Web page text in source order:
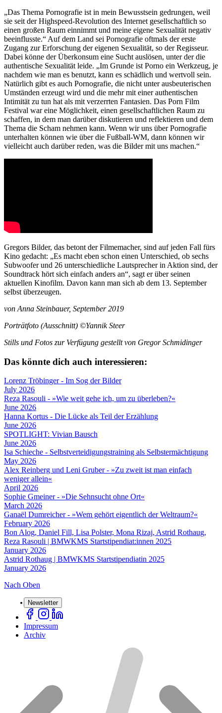
„Das Thema Pornografie ist in mein Bewusstsein gedrungen, weil
sie seit der Highspeed-Revolution des Internet gesellschaftlich so
einen großen Raum einnimmt und meine eigene Sexualität negativ
beeinflusste.“ Auf dem Land sei Pornografie oftmals der erste
Zugang zur Erforschung der eigenen Sexualität, so der Regisseur.
Dabei könne der Überkonsum eine Sucht auslösen, unter der die
authentische Sexualität leide. „Im Grunde ist Porno ein Werkzeug, je
nachdem wie man es benutzt, kann es schädlich und wertvoll sein.
Natürlich gibt es auch Pornografie, die nicht unter ausbeuterischen
Umständen erzeugt wird und die mehr mit einer authentischen
Intimität zu tun hat als mit verzerrten Fantasien. Das Porn Film
Festival war eine Möglichkeit, einen gesellschaftlichen Raum zu
schaffen, in dem man darüber diskutieren und reflektieren und dem
Thema die Scham nehmen kann. Wenn wir uns über Pornografie
unterhalten können wie über die Fußball-WM, dann können wir
vielleicht auch darüber reden, was die Bilder mit uns machen.“
Gregors Bilder, das betont der Filmemacher, sind auf jeden Fall fürs
Kino gedacht: „Es macht eben schon einen Unterschied, ob sechs
Subwoofer und 26 unterschiedliche Lautsprecher in Aktion sind, der
Soundtrack hört sich einfach anders an“, sagt er über seinen
aktuellen Kinofilm. Davon kann man sich ab dem 13. September
selbst überzeugen.
von Anna Steinbauer, September 2019
Porträtfoto (Ausschnitt) ©Yannik Steer
Stills und Fotos zur Verfügung gestellt von Gregor Schmidinger
Das könnte dich auch interessieren:
Lorenz Tröbinger - Im Sog der Bilder
July 2026
Reza Rasouli - »Wie weit gehe ich, um zu überleben?«
June 2026
Hanna Kortus - Die Lücke als Teil der Erzählung
June 2026
SPOTLIGHT: Vivian Bausch
June 2026
Isa Schieche - Selbstverteidigungstraining als Selbstermächtigung
May 2026
Alex Reinberg und Leni Gruber - »Zu zweit ist man einfach
weniger allein«
April 2026
Sophie Gmeiner - »Die Sehnsucht ohne Ort«
March 2026
Ganaël Dumreicher - »Wem gehört eigentlich der Weltraum?«
February 2026
Bon Alog, Daniel Fill, Lisa Polster, Mona Rizaj, Astrid Rothaug,
Reza Rasouli | BMWKMS Startstipendiat:innen 2025
January 2026
Astrid Rothaug | BMWKMS Startstipendiatin 2025
January 2026
Nach Oben
Newsletter
Impressum
Archiv